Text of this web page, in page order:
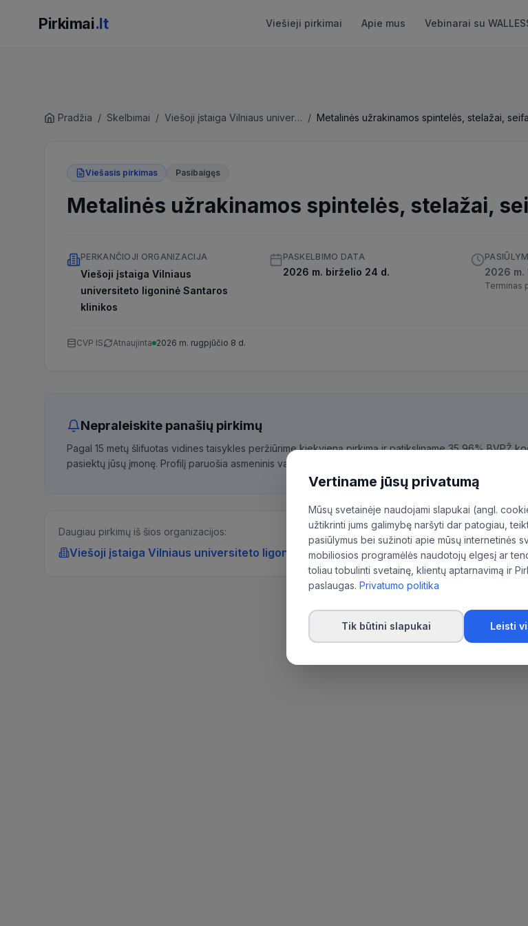
Pirkimai.lt Viešieji pirkimai Apie mus Vebinarai su
Pradžia / Skelbimai / Viešoji įstaiga Vilniaus universiteto ligoninė Santaros klinikos /
Viešasis pirkimas Pasibaigęs
Metalinės užrakinamos spintelės, stelažai,
PERKANČIOJI ORGANIZACIJA
Viešoji įstaiga Vilniaus
universiteto ligoninė Santaros
klinikos
PASKELBIMO DATA
2026 m. birželio 24 d. 2026
Terminas
CVP IS Atnaujinta 2026 m. rugpjūčio 8 d.
Nepraleiskite panašių pirkimų
Pagal 15 metų šlifuotas vidines taisykles peržiūrime kiekvieną pirkimą ir patiksliname 35,96% BVPŽ
pasiektų jūsų įmonę. Profilį paruošia asmeninis vadybininkas.
Daugiau pirkimų iš šios organizacijos:
Viešoji įstaiga Vilniaus universiteto ligoninė Santaros klinikos
Vertiname jūsų privatumą
Mūsų svetainėje naudojami slapukai (angl.
užtikrinti jums galimybę naršyti dar patogiau,
pasiūlymus bei sužinoti apie mūsų internetinės
mobiliosios programėlės naudotojų elgesį ar
toliau tobulinti svetainę, klientų aptarnavimą ir
paslaugas. Privatumo politika
Tik būtini slapukai Leisti